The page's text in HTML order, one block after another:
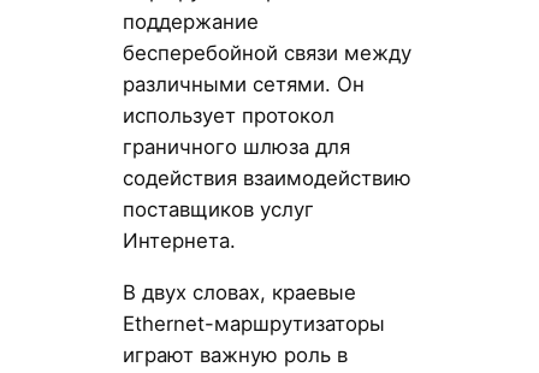
поддержание
бесперебойной связи между
различными сетями. Он
использует протокол
граничного шлюза для
содействия взаимодействию
поставщиков услуг
Интернета.
В двух словах, краевые
Ethernet-маршрутизаторы
играют важную роль в